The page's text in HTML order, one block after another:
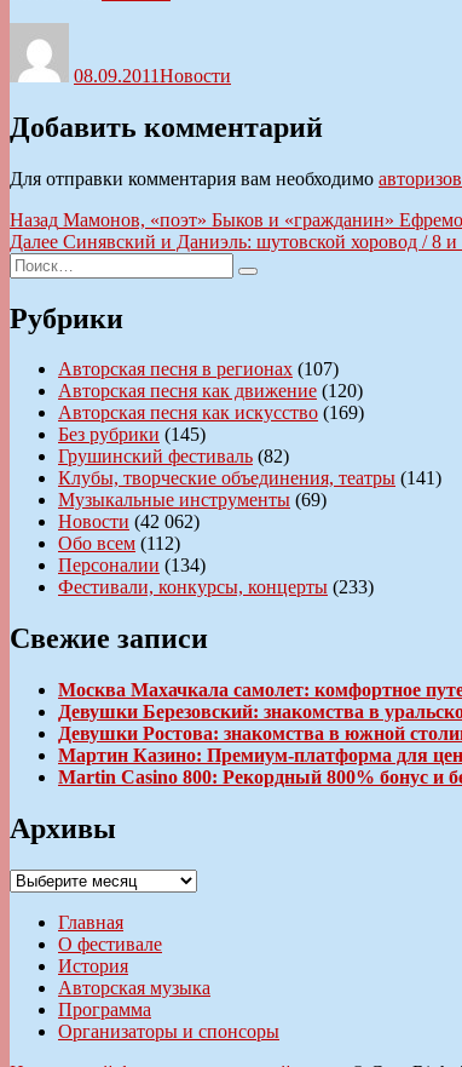
08.09.2011Новости
Добавить комментарий
Для отправки комментария вам необходимо
Навигация
по
записям
Назад Предыдущая
запись:
Мамонов, «поэт» Быков и «гражданин»
Далее Следующая
Синявский и Даниэль: шутовской хоровод / 8 и
Искать:
Поиск
Рубрики
Авторская песня в регионах (107)
Авторская песня как движение (120)
Авторская песня как искусство (169)
Без рубрики (145)
Грушинский фестиваль (82)
Клубы, творческие объединения, театры (141)
Музыкальные инструменты (69)
Новости (42 062)
Обо всем (112)
Персоналии (134)
Фестивали, конкурсы, концерты (233)
Свежие записи
Москва Махачкала самолет: комфортное
Девушки Березовский: знакомства в
Девушки Ростова: знакомства в южной
Мартин Казино: Премиум-платформа для
Martin Casino 800: Рекордный 800% бонус и
Архивы
Архивы
Главная
О фестивале
История
Авторская музыка
Программа
Организаторы и спонсоры